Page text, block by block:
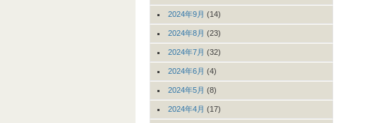
2024年9月 (14)
2024年8月 (23)
2024年7月 (32)
2024年6月 (4)
2024年5月 (8)
2024年4月 (17)